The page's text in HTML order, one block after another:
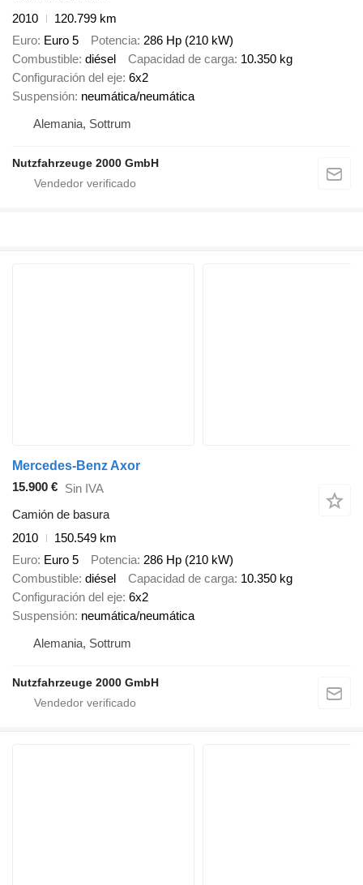
2010
120.799 km
Euro Euro 5 Potencia 286 Hp (210 kW)
Combustible diésel Capacidad de carga 10.350 kg
Configuración del eje 6x2
Suspensión neumática/neumática
Alemania, Sottrum
Nutzfahrzeuge 2000 GmbH
Mercedes-Benz Axor
15.900 € Sin IVA
Camión de basura
2010
150.549 km
Euro Euro 5 Potencia 286 Hp (210 kW)
Combustible diésel Capacidad de carga 10.350 kg
Configuración del eje 6x2
Suspensión neumática/neumática
Alemania, Sottrum
Nutzfahrzeuge 2000 GmbH